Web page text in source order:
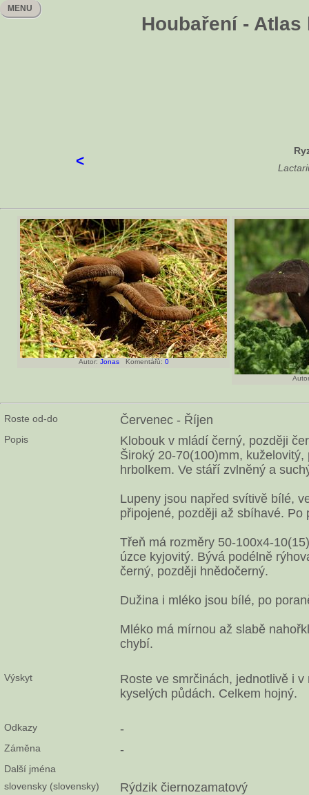
Houbaření -
MENU
<
Autor: JonasKomentářů: 0
Roste od-do Červenec - Říjen
Popis
Klobouk v mládí černý, později
Široký 20-70(100)mm,
hrbolkem. Ve stáří zvlněný a
Lupeny jsou napřed svítivě bílé,
připojené, později až sbíhavé. Po
Třeň má rozměry 50-100x4-
úzce kyjovitý. Bývá podélně
černý, později hnědočerný.
Dužina i mléko jsou bílé, po
Mléko má mírnou až slabě
chybí.
Výskyt
Roste ve smrčinách, jednotlivě i
kyselých půdách. Celkem hojný.
Odkazy -
Záměna -
Další jména
slovensky (slovensky)
Rýdzik čiernozamatový